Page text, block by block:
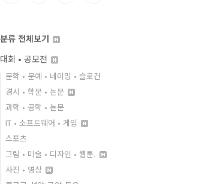
분류 전체보기
대회 • 공모전
문학 • 문예 • 네이밍 • 슬로건
경시 • 학문 • 논문
과학 • 공학 • 논문
IT • 소프트웨어 • 게임
스포츠
그림 • 미술 • 디자인 • 웹툰.
사진 • 영상